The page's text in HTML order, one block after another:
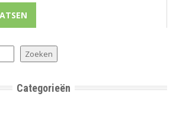
Zoeken
Categorieën